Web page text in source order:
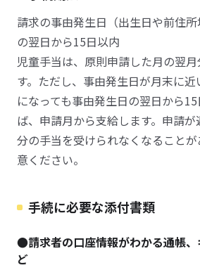
請求の事由発生日（出生日や前住所
の翌日から15日以内
児童手当は、原則申請した月の翌
す。ただし、事由発生日が月末に
になっても事由発生日の翌日から
ば、申請月から支給します。申請
分の手当を受けられなくなること
意ください。
手続に必要な添付書類
●請求者の口座情報がわかる通帳
ど